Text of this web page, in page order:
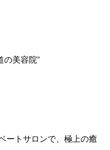
の美容院”
ートサロンで、極上の癒